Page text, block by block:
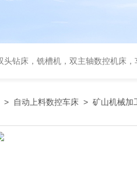
钻床，铣槽机，双主轴数控机床
> 自动上料数控车床 > 矿山机械加